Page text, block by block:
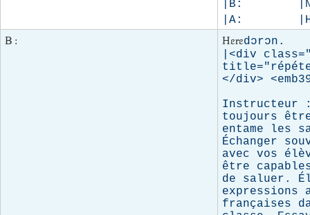
|B:
|A:
B : Hɛrɛdɔrɔn.
|<div
</div>
Instructeur
toujours
entame les
Échanger
avec vos
être
de saluer.
expressions
françaises